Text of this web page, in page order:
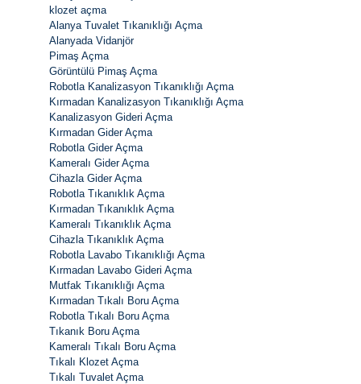
klozet açma
Alanya Tuvalet Tıkanıklığı Açma
Alanyada Vidanjör
Pimaş Açma
Görüntülü Pimaş Açma
Robotla Kanalizasyon Tıkanıklığı Açma
Kırmadan Kanalizasyon Tıkanıklığı Açma
Kanalizasyon Gideri Açma
Kırmadan Gider Açma
Robotla Gider Açma
Kameralı Gider Açma
Cihazla Gider Açma
Robotla Tıkanıklık Açma
Kırmadan Tıkanıklık Açma
Kameralı Tıkanıklık Açma
Cihazla Tıkanıklık Açma
Robotla Lavabo Tıkanıklığı Açma
Kırmadan Lavabo Gideri Açma
Mutfak Tıkanıklığı Açma
Kırmadan Tıkalı Boru Açma
Robotla Tıkalı Boru Açma
Tıkanık Boru Açma
Kameralı Tıkalı Boru Açma
Tıkalı Klozet Açma
Tıkalı Tuvalet Açma